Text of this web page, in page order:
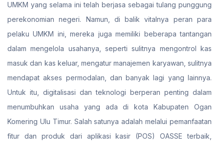
UMKM yang selama ini telah berjasa sebagai tulang punggung
perekonomian negeri. Namun, di balik vitalnya peran para
pelaku UMKM ini, mereka juga memiliki beberapa tantangan
dalam mengelola usahanya, seperti sulitnya mengontrol kas
masuk dan kas keluar, mengatur manajemen karyawan, sulitnya
mendapat akses permodalan, dan banyak lagi yang lainnya.
Untuk itu, digitalisasi dan teknologi berperan penting dalam
menumbuhkan usaha yang ada di kota Kabupaten Ogan
Komering Ulu Timur. Salah satunya adalah melalui pemanfaatan
fitur dan produk dari aplikasi kasir (POS) OASSE terbaik,